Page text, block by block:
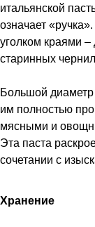
итальянской
означает
уголком краями –
старинных
Большой диаметр
им полностью
мясными и
Эта паста
сочетании с
Хранение